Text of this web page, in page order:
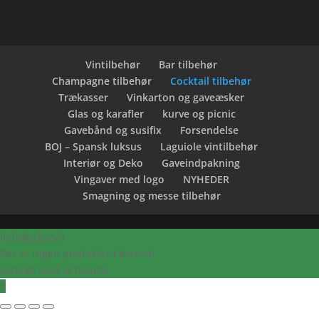
Vintilbehør
Bar tilbehør
Champagne tilbehør
Cocktail tilbehør
Trækasser
Vinkarton og gaveæsker
Glas og karafler
kurve og picnic
Gavebånd og susifix
Forsendelse
BOJ – Spansk luksus
Laguiole vintilbehør
Interiør og Deko
Gaveindpakning
Vingaver med logo
NYHEDER
Smagning og messe tilbehør
Indkøbskurv0
Der er ingen produkter i kurven!
Fortsæt med at handle
0